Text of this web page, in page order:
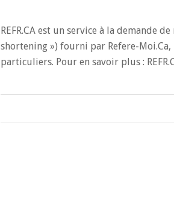
REFR.CA est un service à la demande
shortening ») fourni par Refere-
particuliers. Pour en savoir plus :